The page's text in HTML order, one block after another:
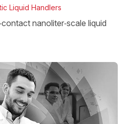
Liquid Handlers
nanoliter‑scale liquid